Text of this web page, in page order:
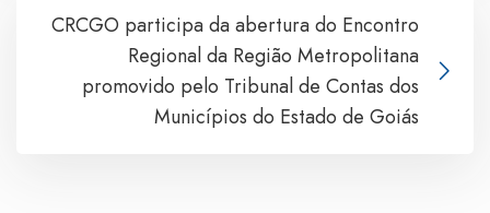
CRCGO participa da abertura do Encontro
Regional da Região Metropolitana
promovido pelo Tribunal de Contas dos
Municípios do Estado de Goiás